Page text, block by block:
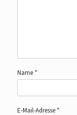
Name*
E-Mail-Adresse*